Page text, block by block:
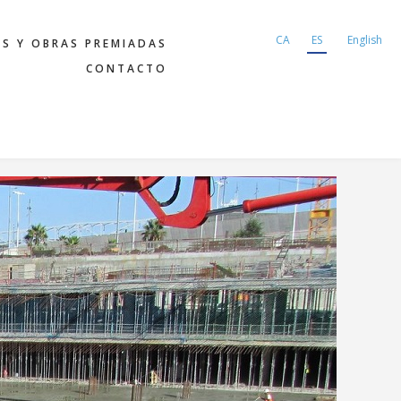
CA ES English
Y OBRAS PREMIADAS
CONTACTO